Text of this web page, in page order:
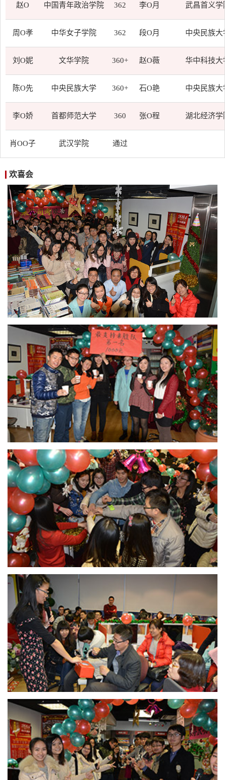
赵O 中国青年政治学院 362 李O月 武昌首义学
周O孝 中华女子学院 362 段O月 中央民族大
刘O妮 文华学院 360+ 赵O薇 华中科技大
陈O先 中央民族大学 360+ 石O艳 中央民族大
李O娇 首都师范大学 360 张O程 湖北经济学
肖OO子 武汉学院 通过
欢喜会